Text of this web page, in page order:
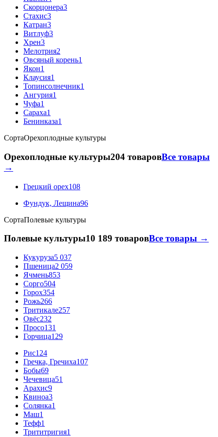
Скорцонера3
Стахис3
Катран3
Витлуф3
Хрен3
Мелотрия2
Овсяный корень1
Якон1
Клаусия1
Топинсолнечник1
Ангурия1
Чуфа1
Сараха1
Бенинказа1
СортаОрехоплодные культуры
Орехоплодные культуры204 товаровВсе товары
→
Грецкий орех108
Фундук, Лещина96
СортаПолевые культуры
Полевые культуры10 189 товаровВсе товары →
Кукуруза5 037
Пшеница2 059
Ячмень853
Сорго504
Горох354
Рожь266
Тритикале257
Овёс232
Просо131
Горчица129
Рис124
Гречка, Гречиха107
Бобы69
Чечевица51
Арахис9
Квиноа3
Солянка1
Маш1
Тефф1
Трититригия1